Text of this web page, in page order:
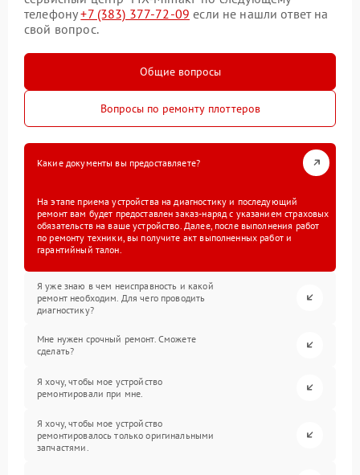
телефону+7 (383) 377-72-09 если не нашли ответ на
свой вопрос.
Общие вопросы
Вопросы по ремонту плоттеров
Какие документы вы предоставляете?
На этапе приема устройства на диагностику и последующий
ремонт вам будет предоставлен заказ-наряд с указанием страховых
обязательств на ваше устройство. Далее, после выполнения работ
по ремонту техники, вы получите акт выполненных работ и
гарантийный талон.
Я уже знаю в чем неисправность и какой
ремонт необходим. Для чего проводить
диагностику?
Мне нужен срочный ремонт. Сможете
сделать?
Я хочу, чтобы мое устройство
ремонтировали при мне.
Я хочу, чтобы мое устройство
ремонтировалось только оригинальными
запчастями.